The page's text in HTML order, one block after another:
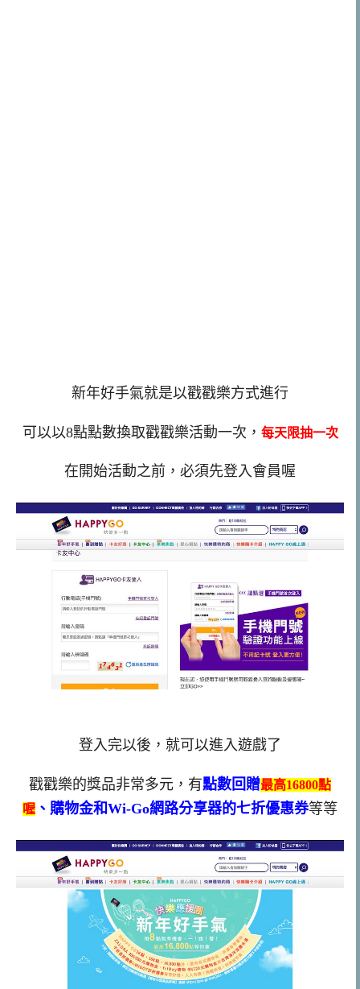
新年好手氣就是以戳戳樂方式進行
可以以8點點數換取戳戳樂活動一次， 每天限抽一次
在開始活動之前，必須先登入會員喔
登入完以後，就可以進入遊戲了
戳戳樂的獎品非常多元，有點數回贈最高16800點
喔 、購物金和Wi-Go網路分享器的七折優惠券等等